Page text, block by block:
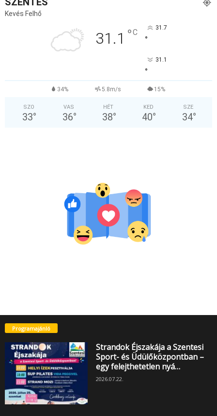
Kevés Felhő
31.1 °C 31.7
°
31.1
°
34% 5.8m/s 15%
SZO
33°
VAS
36°
HÉT
38°
KED
40°
SZE
34°
Programajánló
Strandok Éjszakája a Szentesi
Sport- és Üdülőközpontban –
egy felejthetetlen nyá…
2026.07.22.